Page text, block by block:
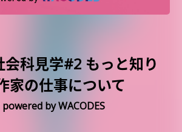
会科見学#2 もっと知り
家の仕事について
by WACODES